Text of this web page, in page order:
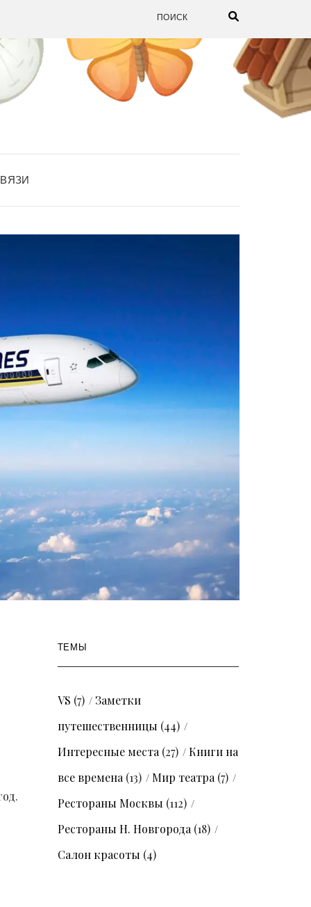
ТЕМЫ
VS (7)
Заметки
путешественницы (44)
Интересные места (27)
Книги на
все времена (13) Мир театра (7)
Рестораны Москвы (112)
Рестораны Н. Новгорода (18)
Салон красоты (4)